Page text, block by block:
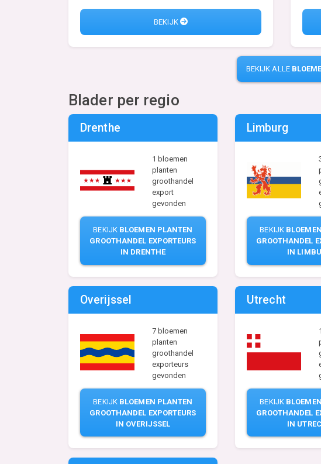
BEKIJK
BEKIJK ALLE
Blader per regio
Drenthe
1 bloemen
planten
groothandel
export
gevonden
BEKIJK BLOEMEN PLANTEN
GROOTHANDEL EXPORTEURS
IN DRENTHE
Limburg
BEKIJK
GROOTHANDEL
IN
Overijssel
7 bloemen
planten
groothandel
exporteurs
gevonden
BEKIJK BLOEMEN PLANTEN
GROOTHANDEL EXPORTEURS
IN OVERIJSSEL
Utrecht
BEKIJK
GROOTHANDEL
IN